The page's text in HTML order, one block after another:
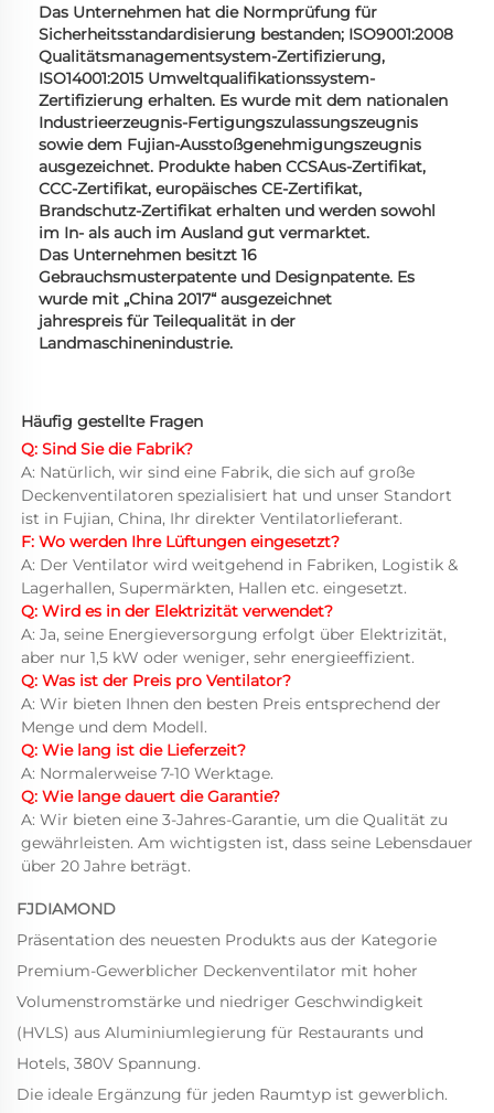
Das Unternehmen hat die Normprüfung für
Sicherheitsstandardisierung bestanden; ISO9001:2008
Qualitätsmanagementsystem-Zertifizierung,
ISO14001:2015 Umweltqualifikationssystem-
Zertifizierung erhalten. Es wurde mit dem nationalen
Industrieerzeugnis-Fertigungszulassungszeugnis
sowie dem Fujian-Ausstoßgenehmigungszeugnis
ausgezeichnet. Produkte haben CCSAus-Zertifikat,
CCC-Zertifikat, europäisches CE-Zertifikat,
Brandschutz-Zertifikat erhalten und werden sowohl
im In- als auch im Ausland gut vermarktet.
Das Unternehmen besitzt 16
Gebrauchsmusterpatente und Designpatente. Es
wurde mit „China 2017“ ausgezeichnet
jahrespreis für Teilequalität in der
Landmaschinenindustrie.
Häufig gestellte Fragen
Q: Sind Sie die Fabrik?
A: Natürlich, wir sind eine Fabrik, die sich auf große
Deckenventilatoren spezialisiert hat und unser Standort
ist in Fujian, China, Ihr direkter Ventilatorlieferant.
F: Wo werden Ihre Lüftungen eingesetzt?
A: Der Ventilator wird weitgehend in Fabriken, Logistik &
Lagerhallen, Supermärkten, Hallen etc. eingesetzt.
Q: Wird es in der Elektrizität verwendet?
A: Ja, seine Energieversorgung erfolgt über Elektrizität,
aber nur 1,5 kW oder weniger, sehr energieeffizient.
Q: Was ist der Preis pro Ventilator?
A: Wir bieten Ihnen den besten Preis entsprechend der
Menge und dem Modell.
Q: Wie lang ist die Lieferzeit?
A: Normalerweise 7-10 Werktage.
Q: Wie lange dauert die Garantie?
A: Wir bieten eine 3-Jahres-Garantie, um die Qualität zu
gewährleisten. Am wichtigsten ist, dass seine Lebensdauer
über 20 Jahre beträgt.
FJDIAMOND
Präsentation des neuesten Produkts aus der Kategorie
Premium-Gewerblicher Deckenventilator mit hoher
Volumenstromstärke und niedriger Geschwindigkeit
(HVLS) aus Aluminiumlegierung für Restaurants und
Hotels, 380V Spannung.
Die ideale Ergänzung für jeden Raumtyp ist gewerblich.